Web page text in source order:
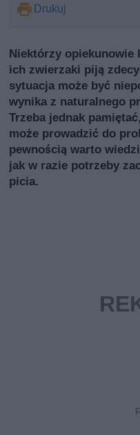
Drukuj
Niektórzy opiekunowie
ich zwierzaki piją
sytuacja może być
wynika z naturalnego
Trzeba jednak
może prowadzić do
pewnością warto
jak w razie potrzeby
picia.